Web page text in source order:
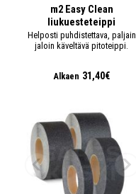
m2 Easy Clean
liukuesteteippi
Helposti puhdistettava, paljain
jaloin käveltävä pitoteippi.
Alkaen 31,40€